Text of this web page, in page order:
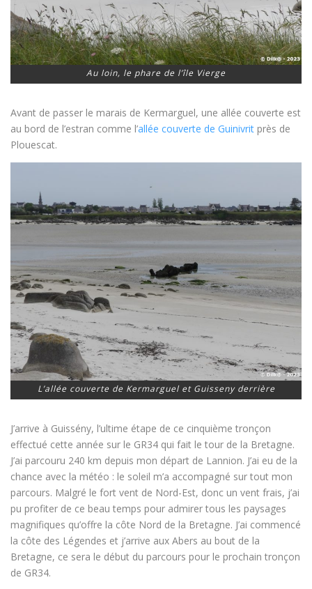
Au loin, le phare de l’île Vierge
Avant de passer le marais de Kermarguel, une allée couverte est
au bord de l’estran comme l’allée couverte de Guinivrit près de
Plouescat.
L’allée couverte de Kermarguel et Guisseny derrière
J’arrive à Guissény, l’ultime étape de ce cinquième tronçon
effectué cette année sur le GR34 qui fait le tour de la Bretagne.
J’ai parcouru 240 km depuis mon départ de Lannion. J’ai eu de la
chance avec la météo : le soleil m’a accompagné sur tout mon
parcours. Malgré le fort vent de Nord-Est, donc un vent frais, j’ai
pu profiter de ce beau temps pour admirer tous les paysages
magnifiques qu’offre la côte Nord de la Bretagne. J’ai commencé
la côte des Légendes et j’arrive aux Abers au bout de la
Bretagne, ce sera le début du parcours pour le prochain tronçon
de GR34.